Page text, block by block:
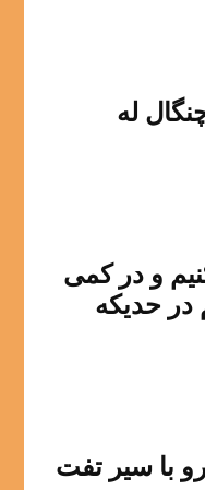
له
و در کمی
در حدیکه
با سیر تفت